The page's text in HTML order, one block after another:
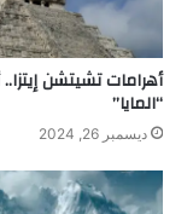
أهرامات تشيتشن
“المايا”
ديسمبر 26, 2024